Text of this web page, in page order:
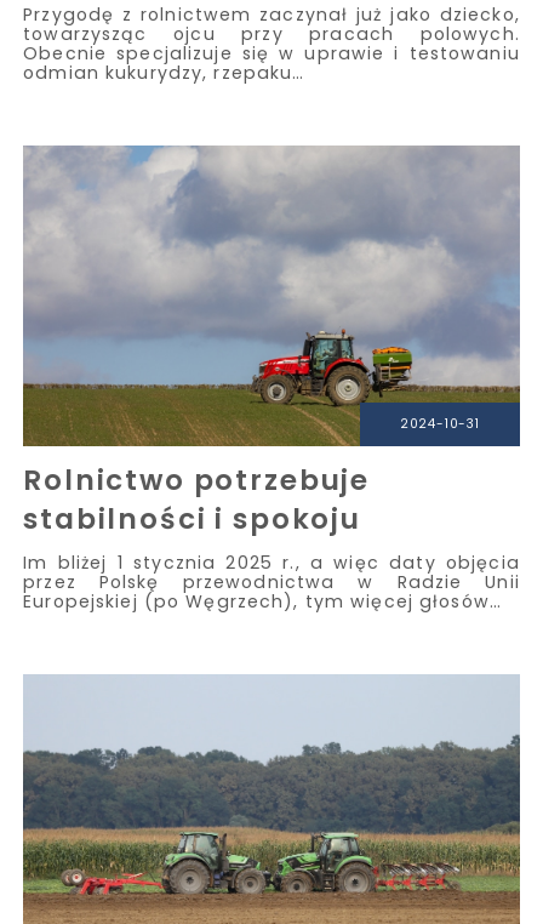
Przygodę z rolnictwem zaczynał już jako dziecko,
towarzysząc ojcu przy pracach polowych.
Obecnie specjalizuje się w uprawie i testowaniu
odmian kukurydzy, rzepaku…
2024-10-31
Rolnictwo potrzebuje
stabilności i spokoju
Im bliżej 1 stycznia 2025 r., a więc daty objęcia
przez Polskę przewodnictwa w Radzie Unii
Europejskiej (po Węgrzech), tym więcej głosów…